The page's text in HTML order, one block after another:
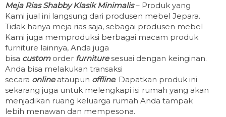
Meja Rias Shabby Klasik Minimalis– Produk yang
Kami jual ini langsung dari produsen mebel Jepara.
Tidak hanya meja rias saja, sebagai produsen mebel
Kami juga memproduksi berbagai macam produk
furniture lainnya, Anda juga
bisa customorder furnituresesuai dengan keinginan.
Anda bisa melakukan transaksi
secara onlineataupun offline. Dapatkan produk ini
sekarang juga untuk melengkapi isi rumah yang akan
menjadikan ruang keluarga rumah Anda tampak
lebih menawan dan mempesona.